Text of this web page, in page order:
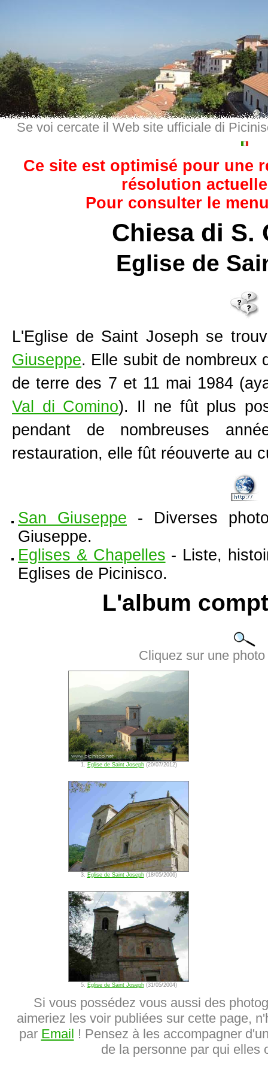
Se voi cercate il Web site ufficiale di
Ce site est optimisé pour une
résolution
Pour consulter le
Chiesa di S.
Eglise de
L'Eglise de Saint Joseph se
Giuseppe. Elle subit de nombreux
de terre des 7 et 11 mai 1984
Val di Comino). Il ne fût plus
pendant de nombreuses
restauration, elle fût réouverte au
San Giuseppe - Diverses
Giuseppe.
Eglises & Chapelles - Liste,
Eglises de Picinisco.
L'album
Cliquez sur une
1. Eglise de Saint Joseph(20/07/2012)
3. Eglise de Saint Joseph(18/05/2006)
5. Eglise de Saint Joseph(31/05/2004)
Si vous possédez vous aussi des
aimeriez les voir publiées sur cette page,
par Email ! Pensez à les accompagner
de la personne par qui elles